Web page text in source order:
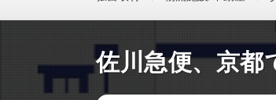
佐川急便、京都